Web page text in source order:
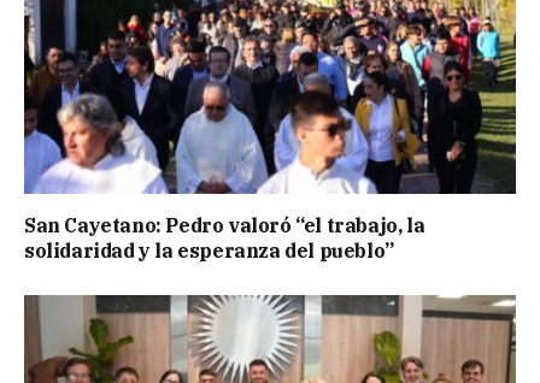
San Cayetano: Pedro valoró “el trabajo, la
solidaridad y la esperanza del pueblo”